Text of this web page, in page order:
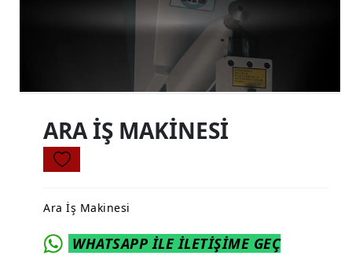
ARA İŞ MAKİNESİ
Ara İş Makinesi
WHATSAPP İLE İLETİŞİME GEÇ